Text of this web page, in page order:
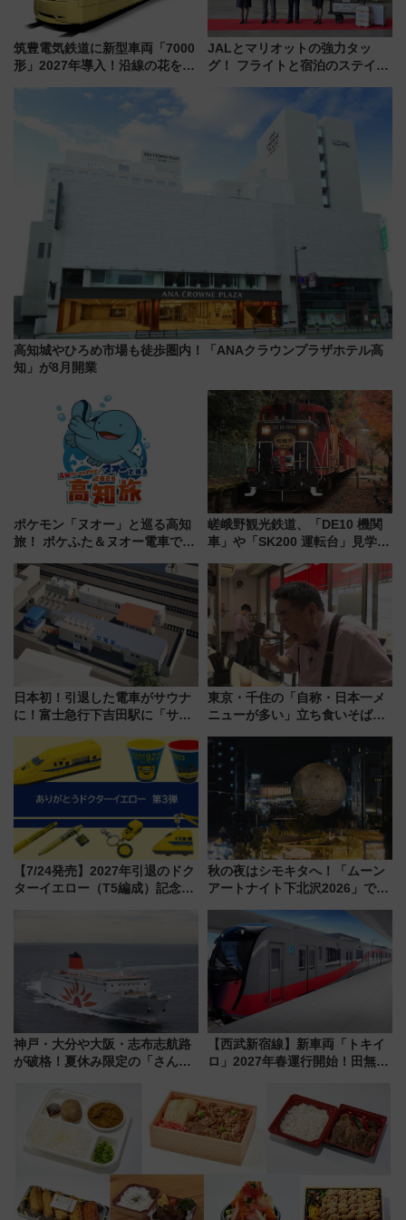
筑豊電気鉄道に新型車両「7000
形」2027年導入！沿線の花をイ
内は落ち着いたゆとりある空間
JALとマリオットの強力タッ
グ！ フライトと宿泊のステイタ
る方法を解説
高知城やひろめ市場も徒歩圏内！「ANAクラウンプラザホテル高
知」が8月開業
ポケモン「ヌオー」と巡る高知
旅！ ポケふた＆ヌオー電車で楽
路の絶景と絶品グルメを満喫！
（7月18日スタート）
嵯峨野観光鉄道、「DE10 機関
車」や「SK200 運転台」見学ツ
トの一環で激レア体験できちゃ
うかも 参加方法やスケジュール
をご紹介
日本初！引退した電車がサウナ
に！富士急行下吉田駅に「サ電
業 行き交う電車の音や振動を
感じながら「ととのう」新感覚
東京・千住の「自称・日本一メ
ニューが多い」立ち食いそば屋
地のふらっと立ち食いそば』
7/27夜10時～放送
【7/24発売】2027年引退のドク
ターイエロー（T5編成）記念グ
秋の夜はシモキタへ！「ムーン
アートナイト下北沢2026」でイ
を満喫しよう
神戸・大分や大阪・志布志航路
が破格！夏休み限定の「さんふ
ート 夕朝食ビュッフェ付きで
快適な船旅はいかが？
【西武新宿線】新車両「トキイ
ロ」2027年春運行開始！田無・
「第2弾」も